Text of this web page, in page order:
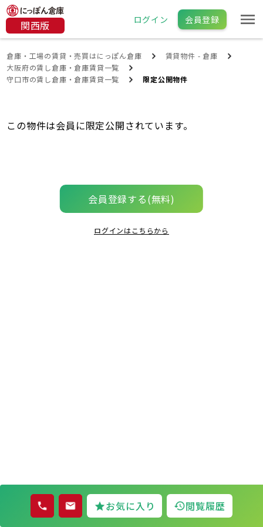
関西版 ログイン 会員登録
倉庫・工場の賃貸・売買はにっぽん倉庫
賃貸物件 - 倉庫
大阪府の賃し倉庫・倉庫賃貸一覧
守口市の賃し倉庫・倉庫賃貸一覧
限定公開物件
お気に入り 閲覧履歴
この物件は会員に限定公開されています。
会員登録する(無料)
ログインはこちらから